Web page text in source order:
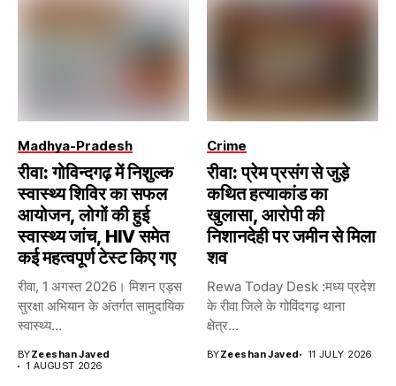
Madhya-Pradesh
रीवा: गोविन्दगढ़ में निशुल्क
स्वास्थ्य शिविर का सफल
आयोजन, लोगों की हुई
स्वास्थ्य जांच, HIV समेत
कई महत्वपूर्ण टेस्ट किए गए
रीवा, 1 अगस्त 2026। मिशन एड्स
सुरक्षा अभियान के अंतर्गत सामुदायिक
स्वास्थ्य...
BYZeeshan Javed
1 AUGUST 2026
Crime
रीवा: प्रेम प्रसंग से जुड़े
कथित हत्याकांड का
खुलासा, आरोपी की
निशानदेही पर जमीन से मिला
शव
Rewa Today Desk :मध्य प्रदेश
के रीवा जिले के गोविंदगढ़ थाना
क्षेत्र...
BYZeeshan Javed 11 JULY 2026